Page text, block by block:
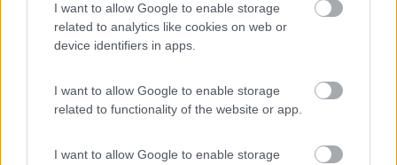
I want to allow Google to enable storage
related to analytics like cookies on web or
device identifiers in apps.
I want to allow Google to enable storage
related to functionality of the website or app.
I want to allow Google to enable storage
ac77 10/09/2013 17:10
Caratteristiche Posizione Prezzo